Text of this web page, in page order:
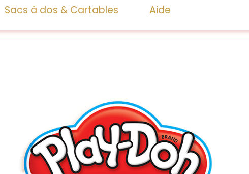
Sacs à dos & Cartables
Aide